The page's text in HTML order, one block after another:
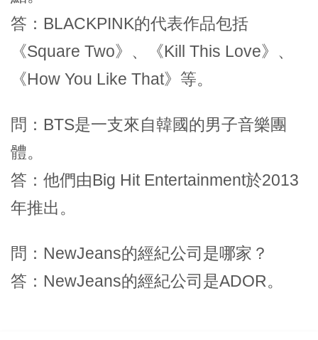
答：BLACKPINK的代表作品包括
《Square Two》、《Kill This Love》、
《How You Like That》等。
問：BTS是一支來自韓國的男子音樂團
體。
答：他們由Big Hit Entertainment於2013
年推出。
問：NewJeans的經紀公司是哪家？
答：NewJeans的經紀公司是ADOR。